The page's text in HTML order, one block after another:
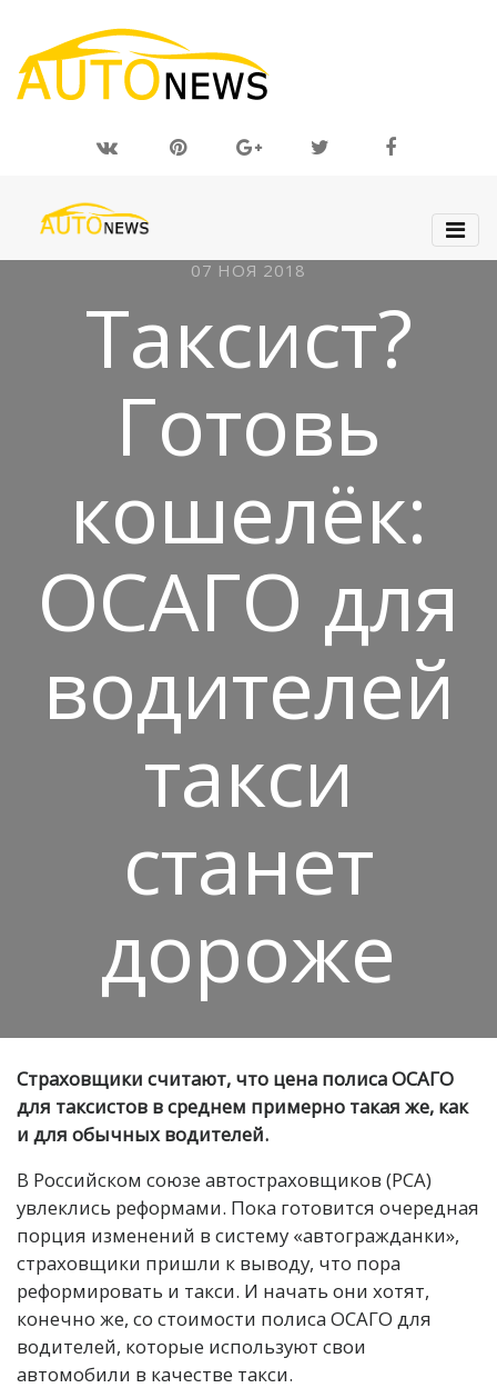
07 НОЯ 2018
Таксист?
Готовь
кошелёк:
ОСАГО для
водителей
такси
станет
дороже
Страховщики считают, что цена полиса ОСАГО
для таксистов в среднем примерно такая же, как
и для обычных водителей.
В Российском союзе автостраховщиков (РСА)
увлеклись реформами. Пока готовится очередная
порция изменений в систему «автогражданки»,
страховщики пришли к выводу, что пора
реформировать и такси. И начать они хотят,
конечно же, со стоимости полиса ОСАГО для
водителей, которые используют свои
автомобили в качестве такси.